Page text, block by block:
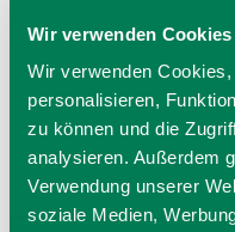
Wir verwenden Cookies
Wir verwenden
personalisieren,
zu können und die
analysieren. Außerdem
Verwendung unserer
soziale Medien,
um die regulären
Kurzfristige Änderungen
auf der Homepage des
telefonisch unter der
Wir bitten um Verständnis